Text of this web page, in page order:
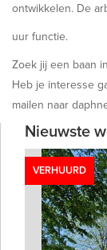
ontwikkelen. De
uur functie.
Zoek jij een baan
Heb je interesse
mailen naar
Nieuwste
VERHUURD